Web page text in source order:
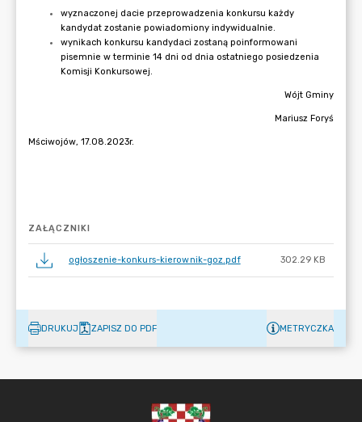
ZAŁĄCZNIKI
ogłoszenie-konkurs-kierownik-goz.pdf 302.29 KB
DRUKUJ ZAPISZ DO PDF METRYCZKA